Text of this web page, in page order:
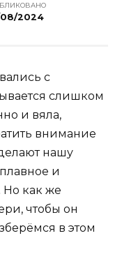
2024
с
слишком
и вяла,
внимание
нашу
и
Но как же
чтобы он
в этом